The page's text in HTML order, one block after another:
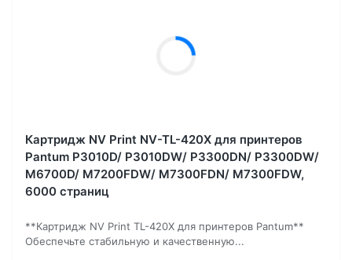
Картридж NV Print NV-TL-420X для принтеров
Pantum P3010D/ P3010DW/ P3300DN/ P3300DW/
M6700D/ M7200FDW/ M7300FDN/ M7300FDW,
6000 страниц
**Картридж NV Print TL-420X для принтеров Pantum**
Обеспечьте стабильную и качественную...